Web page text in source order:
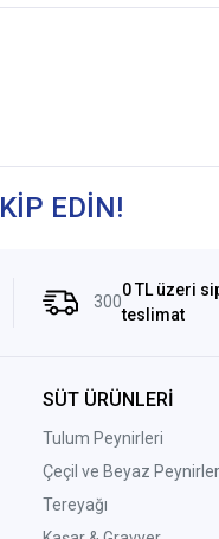
EDİN!
300
0 TL üzeri
teslimat
SÜT ÜRÜNLERİ
Tulum Peynirleri
Çeçil ve Beyaz Peynirler
Tereyağı